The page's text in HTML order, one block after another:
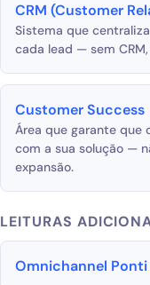
CRM (Customer
Sistema que
cada lead — sem
Customer Success
Área que garante que
com a sua solução —
expansão.
LEITURAS
Omnichannel